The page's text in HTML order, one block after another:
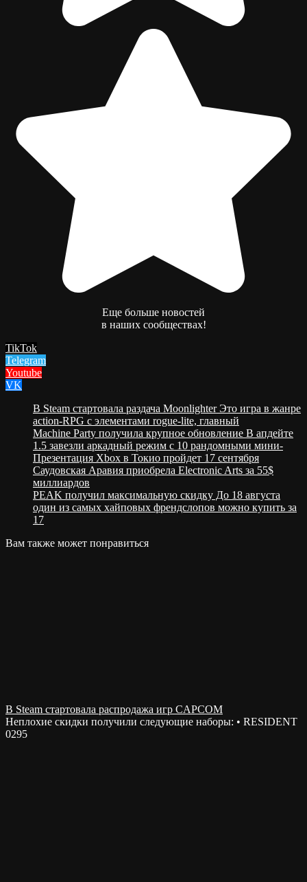
Еще больше новостей
в наших сообществах!
TikTok
Telegram
Youtube
VK
В Steam стартовала раздача Moonlighter Это игра в жанре
action-RPG с элементами rogue-lite, главный
Machine Party получила крупное обновление В апдейте
1.5 завезли аркадный режим с 10 рандомными мини-
Презентация Xbox в Токио пройдет 17 сентября
Саудовская Аравия приобрела Electronic Arts за 55$
миллиардов
PEAK получил максимальную скидку До 18 августа
один из самых хайповых френдслопов можно купить за
17
Вам также может понравиться
В Steam стартовала распродажа игр CAPCOM
Неплохие скидки получили следующие наборы: • RESIDENT
0295